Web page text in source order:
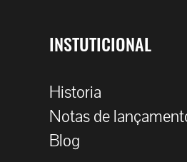
INSTUTICIONAL
Historia
Notas de
Blog